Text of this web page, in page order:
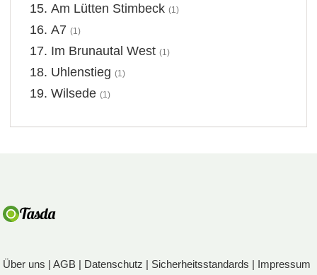
Am Lütten Stimbeck (1)
A7 (1)
Im Brunautal West (1)
Uhlenstieg (1)
Wilsede (1)
Über uns |AGB Datenschutz Sicherheitsstandards
Impressum